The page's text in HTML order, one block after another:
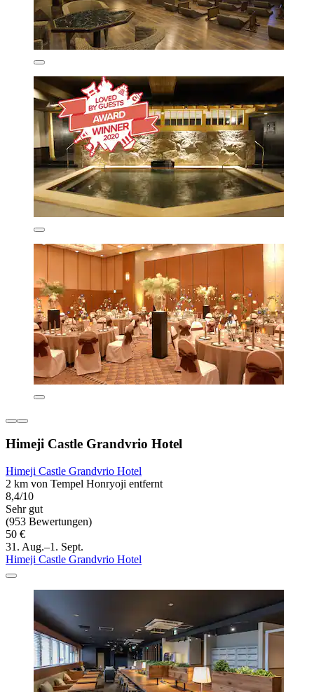
Himeji Castle Grandvrio Hotel
Himeji Castle Grandvrio Hotel
2 km von Tempel Honryoji entfernt
8,4/10
Sehr gut
(953 Bewertungen)
50 €
31. Aug.–1. Sept.
Himeji Castle Grandvrio Hotel